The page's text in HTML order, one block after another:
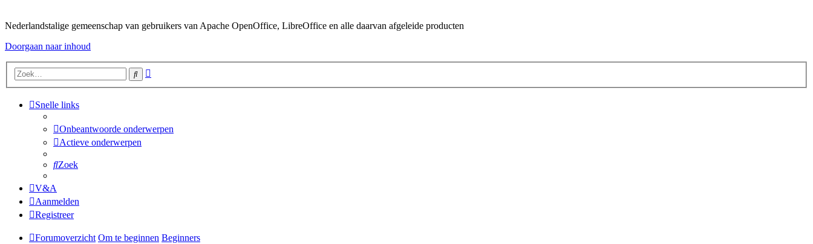
Nederlandstalige gemeenschap van gebruikers van Apache OpenOffice, LibreOffice en alle daarvan afgeleide producten
Doorgaan naar inhoud
Zoek
Snelle links
Onbeantwoorde onderwerpen
Actieve onderwerpen
Zoek
V&A
Aanmelden
Registreer
Forumoverzicht Om te beginnen Beginners